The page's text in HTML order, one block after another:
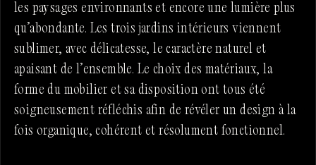
les paysages environnants et encore une lumière plus
qu’abondante. Les trois jardins intérieurs viennent
sublimer, avec délicatesse, le caractère naturel et
apaisant de l’ensemble. Le choix des matériaux, la
forme du mobilier et sa disposition ont tous été
soigneusement réfléchis afin de révéler un design à la
fois organique, cohérent et résolument fonctionnel.